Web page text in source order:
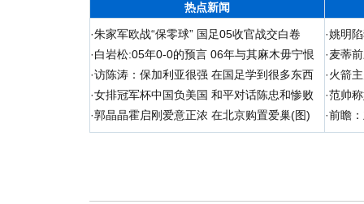
热点新闻
·朱家军欧战“保零球” 国足05收官战交白卷
·白岩松:05年0-0的预言 06年与其麻木毋宁恨
·访陈涛：保加利亚很强 在国足学到很多东西
·女排冠军杯中国负美国 和平对话陈忠和惨败
·郭晶晶霍启刚爱意正浓 在北京购置爱巢(图)
·姚明
·麦蒂
·火箭
·范帅
·前瞻